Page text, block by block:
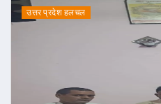
उत्तर प्रदेश हलचल